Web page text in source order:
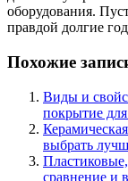
оборудования.
правдой долгие
Похожие
Виды и
покрытие
выбрать
сравнение и